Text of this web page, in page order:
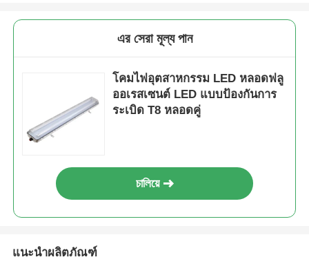
এর সেরা মূল্য পান
โคมไฟอุตสาหกรรม LED หลอดฟลู
ออเรสเซนต์ LED แบบป้องกันการ
ระเบิด T8 หลอดคู่
চালিয়ে
แนะนำผลิตภัณฑ์